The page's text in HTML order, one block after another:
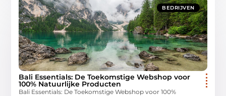
BEDRIJVEN
Bali Essentials: De Toekomstige Webshop voor
100% Natuurlijke Producten
Bali Essentials: De Toekomstige Webshop voor 100%